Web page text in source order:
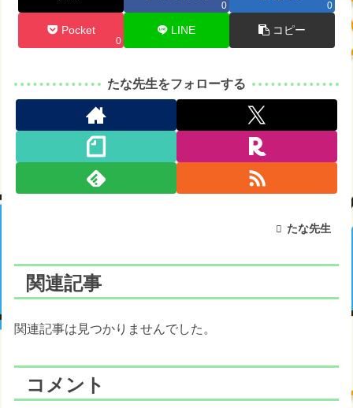
0 0
Pocket
0
LINE コピー
たな先生をフォローする
たな先生
関連記事
関連記事は見つかりませんでした。
コメント